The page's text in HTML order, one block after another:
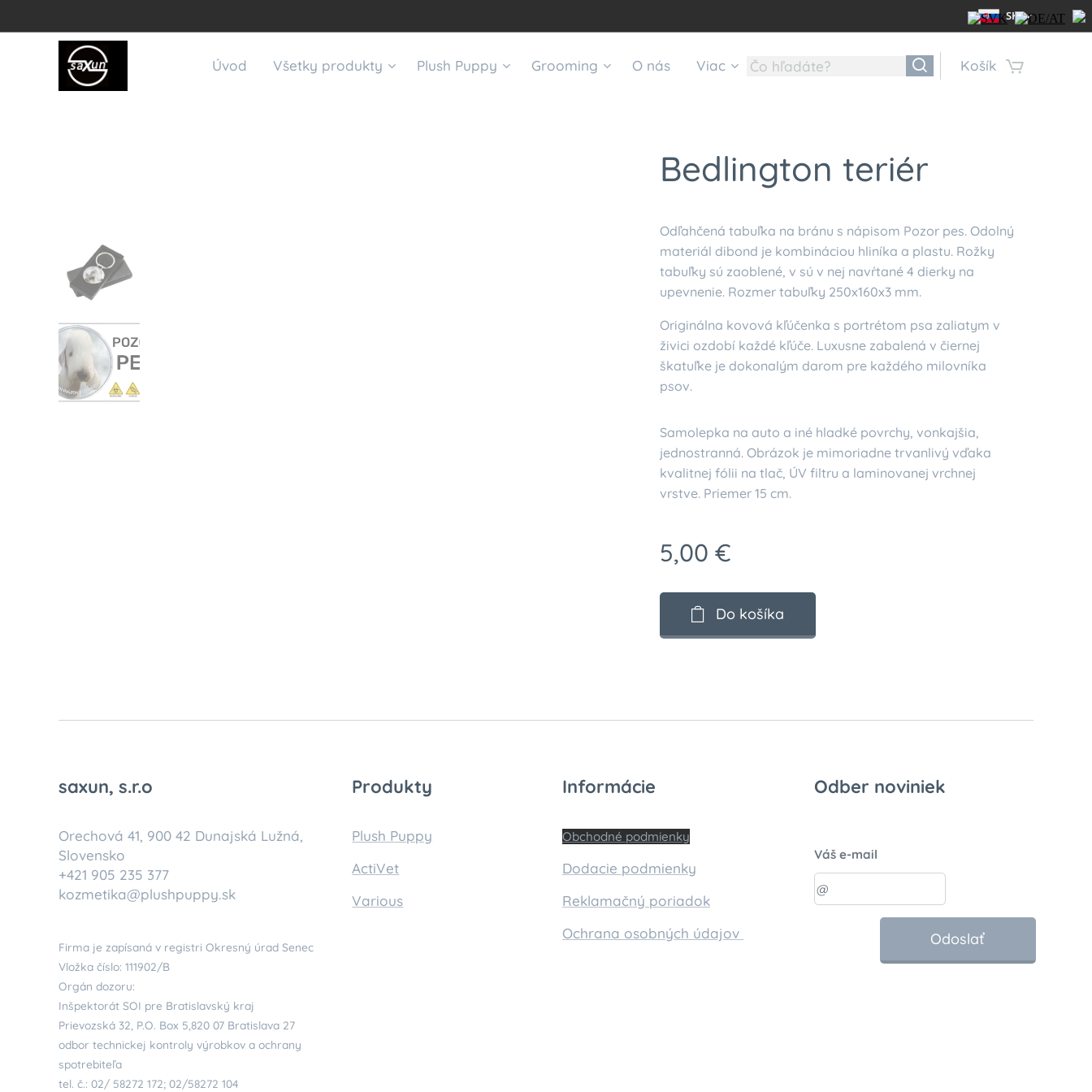
SK
Úvod Všetky produkty Plush Puppy Grooming O nás Viac Košík
Bedlington teriér
Odľahčená tabuľka na bránu s nápisom Pozor pes. Odolný
materiál dibond je kombináciou hliníka a plastu. Rožky
tabuľky sú zaoblené, v sú v nej navŕtané 4 dierky na
upevnenie. Rozmer tabuľky 250x160x3 mm.
Originálna kovová kľúčenka s portrétom psa zaliatym v
živici ozdobí každé kľúče. Luxusne zabalená v čiernej
škatuľke je dokonalým darom pre každého milovníka
psov.
Samolepka na auto a iné hladké povrchy, vonkajšia,
jednostranná. Obrázok je mimoriadne trvanlivý vďaka
kvalitnej fólii na tlač, ÚV filtru a laminovanej vrchnej
vrstve. Priemer 15 cm.
5,00 €
Do košíka
saxun, s.r.o
Orechová 41, 900 42 Dunajská Lužná,
Slovensko
+421 905 235 377
kozmetika@plushpuppy.sk
Firma je zapísaná v registri Okresný úrad Senec
Vložka číslo: 111902/B
Orgán dozoru:
Inšpektorát SOI pre Bratislavský kraj
Prievozská 32, P.O. Box 5,820 07 Bratislava 27
odbor technickej kontroly výrobkov a ochrany
spotrebiteľa
tel. č.: 02/ 58272 172; 02/58272 104
Produkty
Plush Puppy
ActiVet
Various
Informácie
Obchodné podmienky
Dodacie podmienky
Reklamačný poriadok
Ochrana osobných údajov
Odber noviniek
Váš e-mail
Odoslať